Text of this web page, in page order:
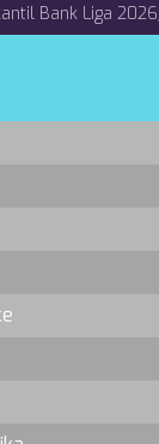
Bank Liga